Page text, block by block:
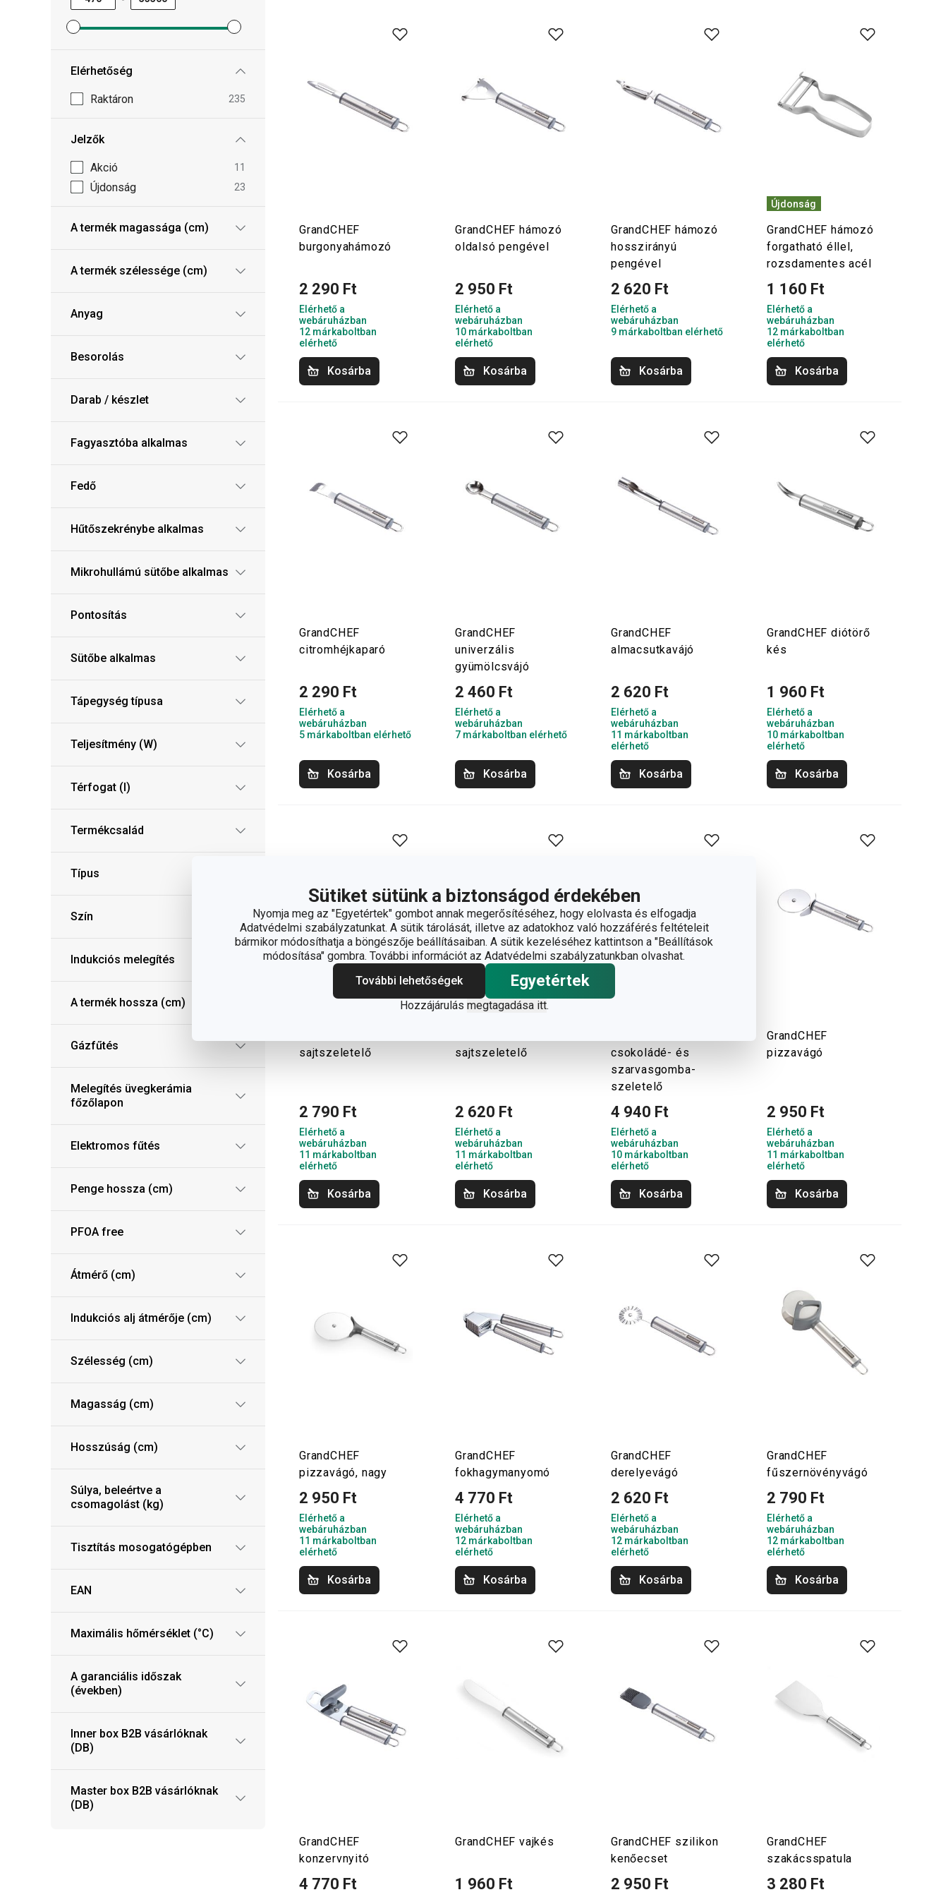
Sütiket sütünk a biztonságod érdekében
Nyomja meg az "Egyetértek" gombot annak megerősítéséhez, hogy elolvasta és elfogadja
Adatvédelmi szabályzatunkat. A sütik tárolását, illetve az adatokhoz való hozzáférés feltételeit
bármikor módosíthatja a böngészője beállításaiban. A sütik kezeléséhez kattintson a "Beállítások
módosítása" gombra. További információt az Adatvédelmi szabályzatunkban olvashat.
További lehetőségek
Egyetértek
Hozzájárulás megtagadása itt.
Minimum ár szűrő beállítása
Maximum ár szűrő beállítása
Elérhetőség
Raktáron 235
Jelzők
Akció 11
Újdonság 23
A termék magassága (cm)
A termék szélessége (cm)
Anyag
Besorolás
Darab / készlet
Fagyasztóba alkalmas
Fedő
Hűtőszekrénybe alkalmas
Mikrohullámú sütőbe alkalmas
Pontosítás
Sütőbe alkalmas
Tápegység típusa
Teljesítmény (W)
Térfogat (l)
Termékcsalád
Típus
Szín
Indukciós melegítés
A termék hossza (cm)
Gázfűtés
Melegítés üvegkerámia
főzőlapon
Elektromos fűtés
Penge hossza (cm)
PFOA free
Átmérő (cm)
Indukciós alj átmérője (cm)
Szélesség (cm)
Magasság (cm)
Hosszúság (cm)
Súlya, beleértve a
csomagolást (kg)
Tisztítás mosogatógépben
EAN
Maximális hőmérséklet (°C)
A garanciális időszak
(években)
Inner box B2B vásárlóknak
(DB)
Master box B2B vásárlóknak
(DB)
GrandCHEF
burgonyahámozó
2 290 Ft
Elérhető a
webáruházban
12 márkaboltban
elérhető
Kosárba
GrandCHEF hámozó
oldalsó pengével
2 950 Ft
Elérhető a
webáruházban
10 márkaboltban
elérhető
Kosárba
GrandCHEF hámozó
hosszirányú
pengével
2 620 Ft
Elérhető a
webáruházban
9 márkaboltban elérhető
Kosárba
Újdonság
GrandCHEF hámozó
forgatható éllel,
rozsdamentes acél
1 160 Ft
Elérhető a
webáruházban
12 márkaboltban
elérhető
Kosárba
GrandCHEF
citromhéjkaparó
2 290 Ft
Elérhető a
webáruházban
5 márkaboltban elérhető
Kosárba
GrandCHEF
univerzális
gyümölcsvájó
2 460 Ft
Elérhető a
webáruházban
7 márkaboltban elérhető
Kosárba
GrandCHEF
almacsutkavájó
2 620 Ft
Elérhető a
webáruházban
11 márkaboltban
elérhető
Kosárba
GrandCHEF diótörő
kés
1 960 Ft
Elérhető a
webáruházban
10 márkaboltban
elérhető
Kosárba
sajtszeletelő
2 790 Ft
Elérhető a
webáruházban
11 márkaboltban
elérhető
Kosárba
sajtszeletelő
2 620 Ft
Elérhető a
webáruházban
11 márkaboltban
elérhető
Kosárba
csokoládé- és
szarvasgomba-
szeletelő
4 940 Ft
Elérhető a
webáruházban
10 márkaboltban
elérhető
Kosárba
GrandCHEF
pizzavágó
2 950 Ft
Elérhető a
webáruházban
11 márkaboltban
elérhető
Kosárba
GrandCHEF
pizzavágó, nagy
2 950 Ft
Elérhető a
webáruházban
11 márkaboltban
elérhető
Kosárba
GrandCHEF
fokhagymanyomó
4 770 Ft
Elérhető a
webáruházban
12 márkaboltban
elérhető
Kosárba
GrandCHEF
derelyevágó
2 620 Ft
Elérhető a
webáruházban
12 márkaboltban
elérhető
Kosárba
GrandCHEF
fűszernövényvágó
2 790 Ft
Elérhető a
webáruházban
12 márkaboltban
elérhető
Kosárba
GrandCHEF
konzervnyitó
4 770 Ft
GrandCHEF vajkés
1 960 Ft
GrandCHEF szilikon
kenőecset
2 950 Ft
GrandCHEF
szakácsspatula
3 280 Ft